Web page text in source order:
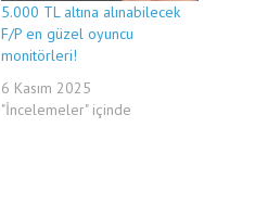
5.000 TL altına alınabilecek
F/P en güzel oyuncu
monitörleri!
6 Kasım 2025
"İncelemeler" içinde